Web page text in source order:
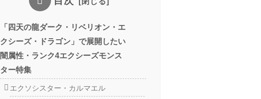
「四天の龍ダーク・リベリオン・エ
クシーズ・ドラゴン」で展開したい
闇属性・ランク4エクシーズモンス
ター特集
エクソシスター・カルマエル